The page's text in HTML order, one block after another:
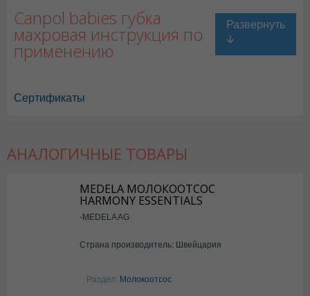
Canpol babies губка
махровая инструкция по
применению
Сертификаты
АНАЛОГИЧНЫЕ ТОВАРЫ
MEDELA МОЛОКООТСОС
HARMONY ESSENTIALS
-MEDELA AG
Страна производитель: Швейцария
Раздел: Молокоотсос